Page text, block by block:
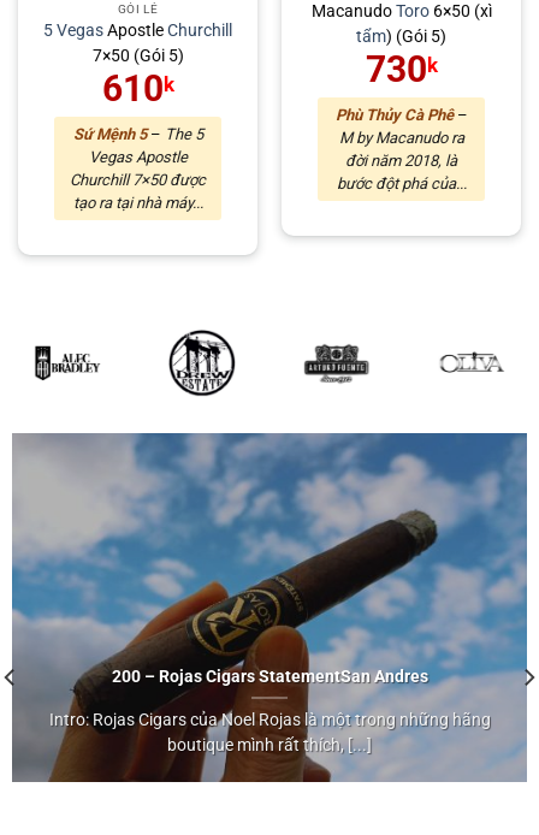
GÓI LẺ
5 VegasApostleChurchill
7×50 (Gói 5)
610 k
Sứ Mệnh 5– The 5
Vegas Apostle
Churchill 7×50 được
tạo ra tại nhà máy...
MacanudoToro6×50 (xì
tẩm) (Gói 5)
730 k
Phù Thủy Cà Phê–
M by Macanudo ra
đời năm 2018, là
bước đột phá của...
San Andres
200 – Rojas Cigars StatementSan Andres
Intro: Rojas Cigars của Noel Rojas là một trong những hãng
boutique mình rất thích, [...]